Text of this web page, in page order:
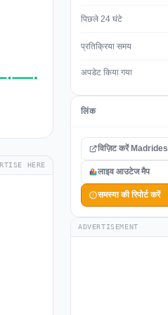
HERE
पिछले 24 घंटे
प्रतिक्रिया समय
अपडेट किया गया
लिंक
विज़िट करें Madrides
लाइव आउटेज मैप
समस्या की रिपोर्ट करें
ADVERTISEMENT